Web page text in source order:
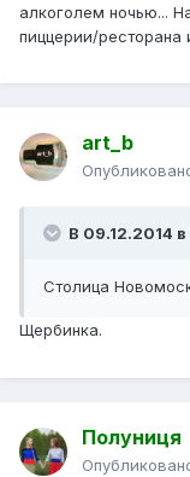
алкоголем ночью...
пиццерии/ресторана
art_b
В 09.12.2014
Столица
Щербинка.
Полуниця